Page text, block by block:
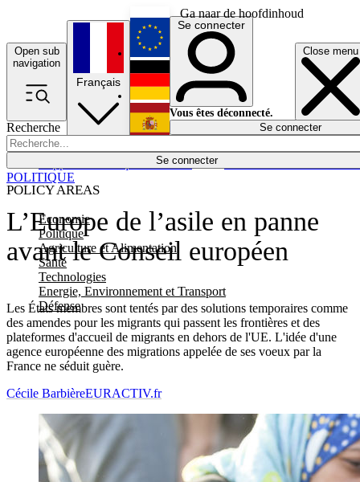
Ga naar de hoofdinhoud
Open sub
navigation
Close menu
Recherche
Se connecter
POLICY AREAS
Economie
Politique
Agriculture et Alimentation
Santé
Technologies
Energie, Environnement et Transport
Défense
Économie
Français
English
Deutsch
Español
Se connecter
Vous êtes déconnecté.
Se connecter
L’Europe de l’asile en panne
avant le Conseil européen
Les États membres sont tentés par des solutions temporaires comme
des amendes pour les migrants qui passent les frontières et des
plateformes d'accueil de migrants en dehors de l'UE. L'idée d'une
agence européenne des migrations appelée de ses voeux par la
France ne séduit guère.
POLITIQUE
Cécile BarbièreEURACTIV.fr